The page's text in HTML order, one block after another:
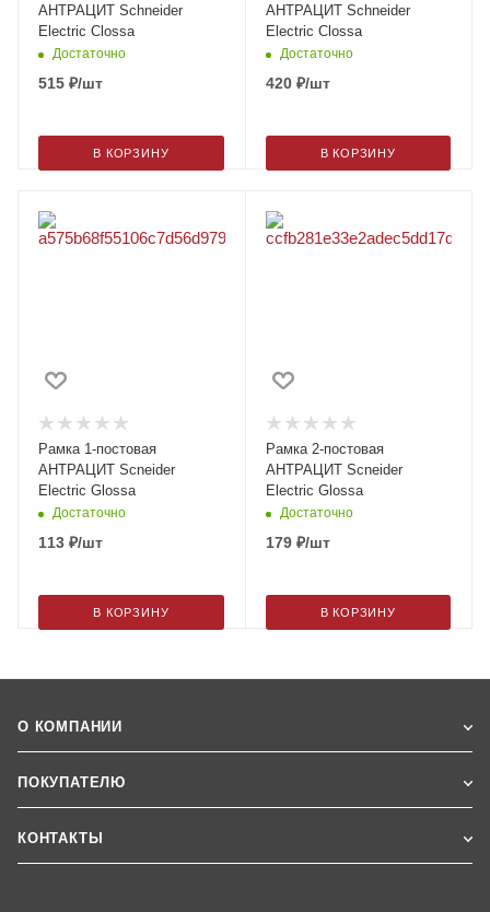
АНТРАЦИТ Schneider
Electric Clossa
Достаточно
515 ₽/шт
В КОРЗИНУ
АНТРАЦИТ Schneider
Electric Clossa
Достаточно
420₽/шт
В КОРЗИНУ
Рамка 1-постовая
АНТРАЦИТ Scneider
Electric Glossa
Достаточно
113 ₽/шт
В КОРЗИНУ
Рамка 2-постовая
АНТРАЦИТ Scneider
Electric Glossa
Достаточно
179₽/шт
В КОРЗИНУ
О КОМПАНИИ
ПОКУПАТЕЛЮ
КОНТАКТЫ